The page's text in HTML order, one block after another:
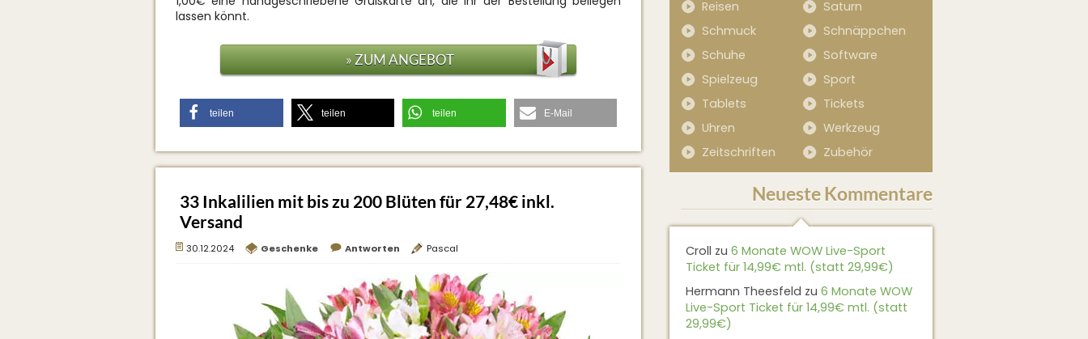
lassen könnt.
» ZUM ANGEBOT
teilen teilen teilen E-Mail
33 Inkalilien mit bis zu 200 Blüten für 27,48€ inkl.
Versand
30.12.2024 Geschenke Antworten Pascal
Reisen
Saturn
Schmuck
Schnäppchen
Schuhe
Software
Spielzeug
Sport
Tablets
Tickets
Uhren
Werkzeug
Zeitschriften
Zubehör
Neueste Kommentare
Croll zu 6 Monate WOW Live-Sport
Ticket für 14,99€ mtl. (statt 29,99€)
Hermann Theesfeld zu 6 Monate WOW
Live-Sport Ticket für 14,99€ mtl. (statt
29,99€)